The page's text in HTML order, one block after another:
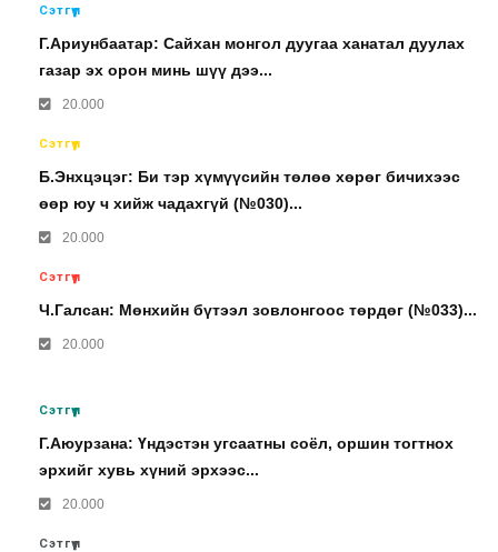
Сэтгүүл
Г.Ариунбаатар: Сайхан монгол дуугаа ханатал дуулах
газар эх орон минь шүү дээ...
20.000
Сэтгүүл
Б.Энхцэцэг: Би тэр хүмүүсийн төлөө хөрөг бичихээс
өөр юу ч хийж чадахгүй (№030)...
20.000
Сэтгүүл
Ч.Галсан: Мөнхийн бүтээл зовлонгоос төрдөг (№033)...
20.000
Сэтгүүл
Г.Аюурзана: Үндэстэн угсаатны соёл, оршин тогтнох
эрхийг хувь хүний эрхээс...
20.000
Сэтгүүл